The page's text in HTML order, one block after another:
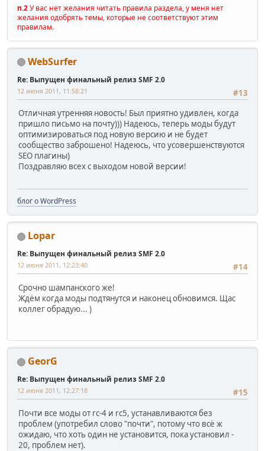
п.2У вас нет желания читать правила раздела, у меня нет
желания одобрять темы, которые не соответствуют этим
правилам.
WebSurfer
Re: Выпущен финальный релиз SMF 2.0
#13
12 июня 2011, 11:58:21
Отличная утренняя новость! Был приятно удивлен, когда
пришло письмо на почту))) Надеюсь, теперь моды будут
оптимизироваться под новую версию и не будет
сообщество заброшено! Надеюсь, что усовершенствуются
SEO плагины)
Поздравляю всех с выходом новой версии!
блог о WordPress
Lopar
Re: Выпущен финальный релиз SMF 2.0
#14
12 июня 2011, 12:23:40
Срочно шампанского же!
Ждём когда моды подтянутся и наконец обновимся. Щас
коллег обрадую... )
GeorG
Re: Выпущен финальный релиз SMF 2.0
#15
12 июня 2011, 12:27:18
Почти все моды от rc-4 и rc5, устанавливаются без
проблем (употребил слово "почти", потому что всё ж
ожидаю, что хоть один не установится, пока установил -
20, проблем нет).